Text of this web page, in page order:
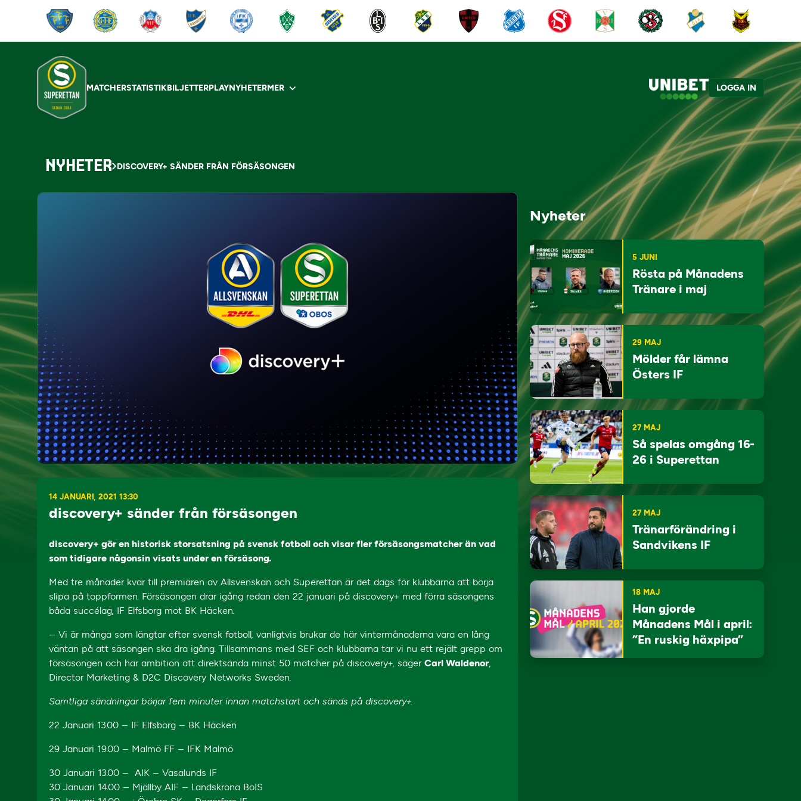
MATCHERSTATISTIKBILJETTERPLAYNYHETERMER LOGGA IN
NYHETER DISCOVERY+ SÄNDER FRÅN FÖRSÄSONGEN
14 JANUARI, 2021 13:30
discovery+ sänder från försäsongen
discovery+ gör en historisk storsatsning på svensk fotboll och visar fler försäsongsmatcher än vad
som tidigare någonsin visats under en försäsong.
Med tre månader kvar till premiären av Allsvenskan och Superettan är det dags för klubbarna att börja
slipa på toppformen. Försäsongen drar igång redan den 22 januari på discovery+ med förra säsongens
båda succélag, IF Elfsborg mot BK Häcken.
– Vi är många som längtar efter svensk fotboll, vanligtvis brukar de här vintermånaderna vara en lång
väntan på att säsongen ska dra igång. Tillsammans med SEF och klubbarna tar vi nu ett rejält grepp om
försäsongen och har ambition att direktsända minst 50 matcher på discovery+, säger Carl Waldenor,
Director Marketing & D2C Discovery Networks Sweden.
Samtliga sändningar börjar fem minuter innan matchstart och sänds på discovery+.
22 Januari 13.00 – IF Elfsborg – BK Häcken
29 Januari 19.00 – Malmö FF – IFK Malmö
30 Januari 13.00 – AIK – Vasalunds IF
30 Januari 14.00 – Mjällby AIF – Landskrona BoIS
Nyheter
5 JUNI
Rösta på Månadens
Tränare i maj
29 MAJ
Mölder får lämna
Östers IF
27 MAJ
Så spelas omgång 16-
26 i Superettan
27 MAJ
Tränarförändring i
Sandvikens IF
18 MAJ
Han gjorde
Månadens Mål i april:
”En ruskig häxpipa”